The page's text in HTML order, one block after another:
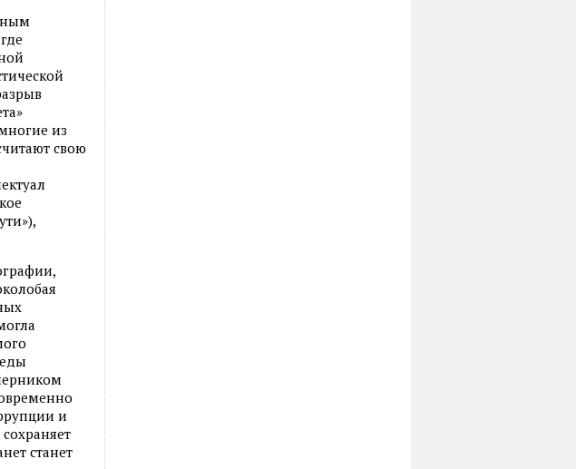
из
свою
и
станет